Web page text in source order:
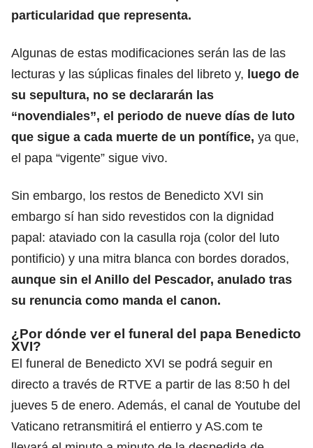
particularidad que representa.
Algunas de estas modificaciones serán las de las
lecturas y las súplicas finales del libreto y, luego de
su sepultura, no se declararán las
“novendiales”, el periodo de nueve días de luto
que sigue a cada muerte de un pontífice, ya que,
el papa “vigente” sigue vivo.
Sin embargo, los restos de Benedicto XVI sin
embargo sí han sido revestidos con la dignidad
papal: ataviado con la casulla roja (color del luto
pontificio) y una mitra blanca con bordes dorados,
aunque sin el Anillo del Pescador, anulado tras
su renuncia como manda el canon.
¿Por dónde ver el funeral del papa Benedicto
XVI?
El funeral de Benedicto XVI se podrá seguir en
directo a través de RTVE a partir de las 8:50 h del
jueves 5 de enero. Además, el canal de Youtube del
Vaticano retransmitirá el entierro y AS.com te